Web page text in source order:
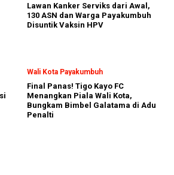
Lawan Kanker Serviks dari Awal,
130 ASN dan Warga Payakumbuh
Disuntik Vaksin HPV
Wali Kota Payakumbuh
Final Panas! Tigo Kayo FC
Menangkan Piala Wali Kota,
Bungkam Bimbel Galatama di Adu
Penalti